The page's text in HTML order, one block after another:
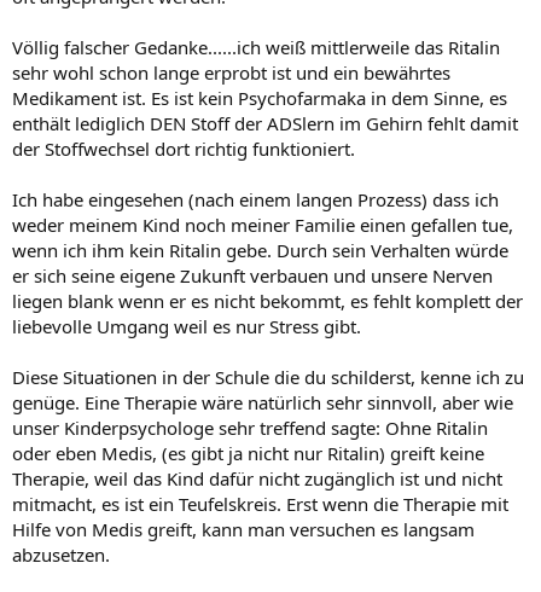
Völlig falscher Gedanke......ich weiß mittlerweile das Ritalin
sehr wohl schon lange erprobt ist und ein bewährtes
Medikament ist. Es ist kein Psychofarmaka in dem Sinne, es
enthält lediglich DEN Stoff der ADSlern im Gehirn fehlt damit
der Stoffwechsel dort richtig funktioniert.
Ich habe eingesehen (nach einem langen Prozess) dass ich
weder meinem Kind noch meiner Familie einen gefallen tue,
wenn ich ihm kein Ritalin gebe. Durch sein Verhalten würde
er sich seine eigene Zukunft verbauen und unsere Nerven
liegen blank wenn er es nicht bekommt, es fehlt komplett der
liebevolle Umgang weil es nur Stress gibt.
Diese Situationen in der Schule die du schilderst, kenne ich zu
genüge. Eine Therapie wäre natürlich sehr sinnvoll, aber wie
unser Kinderpsychologe sehr treffend sagte: Ohne Ritalin
oder eben Medis, (es gibt ja nicht nur Ritalin) greift keine
Therapie, weil das Kind dafür nicht zugänglich ist und nicht
mitmacht, es ist ein Teufelskreis. Erst wenn die Therapie mit
Hilfe von Medis greift, kann man versuchen es langsam
abzusetzen.